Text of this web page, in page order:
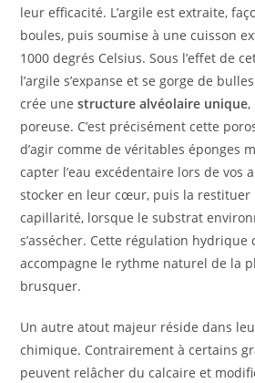
leur efficacité. L’argile est extraite,
boules, puis soumise à une cuisson
1000 degrés Celsius. Sous l’effet de
l’argile s’expanse et se gorge de
crée unestructure alvéolaire unique,
poreuse. C’est précisément cette
d’agir comme de véritables éponges
capter l’eau excédentaire lors de vos
stocker en leur cœur, puis la restituer
capillarité, lorsque le substrat
s’assécher. Cette régulation hydrique
accompagne le rythme naturel de la
brusquer.
Un autre atout majeur réside dans
chimique. Contrairement à certains
peuvent relâcher du calcaire et